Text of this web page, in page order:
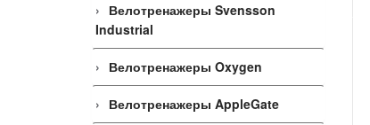
Велотренажеры Svensson
Industrial
Велотренажеры Oxygen
Велотренажеры AppleGate